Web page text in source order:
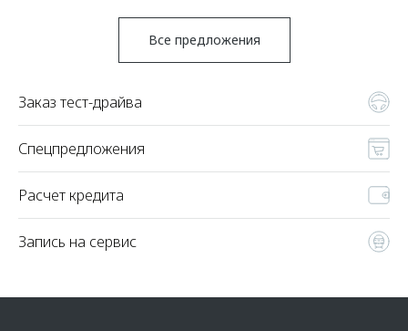
Все предложения
Заказ тест-драйва
Спецпредложения
Расчет кредита
Запись на сервис